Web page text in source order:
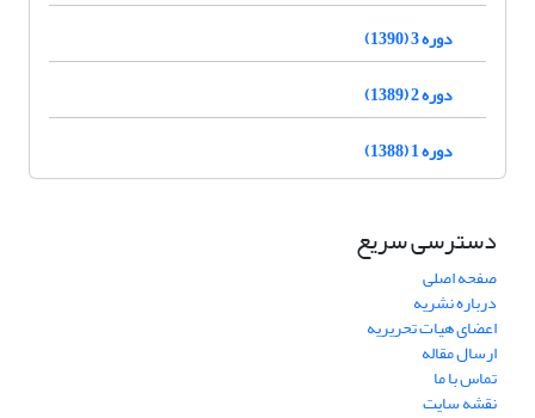
دوره 3 (1390)
دوره 2 (1389)
دوره 1 (1388)
دسترسی سریع
صفحه اصلی
درباره نشریه
اعضای هیات تحریریه
ارسال مقاله
تماس با ما
نقشه سایت